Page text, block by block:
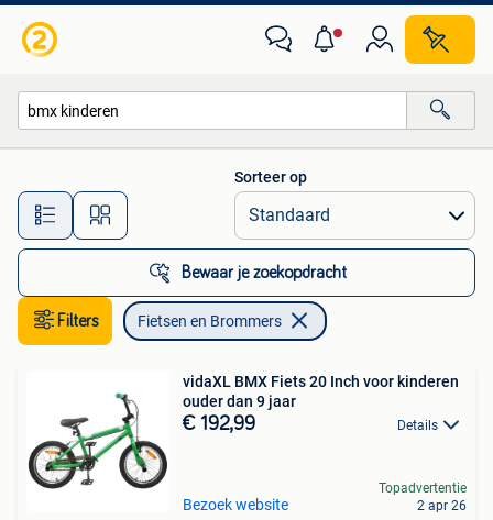
Alle afstanden…
Sorteer op
Bewaar je zoekopdracht
Filters Fietsen en Brommers
vidaXL BMX Fiets 20 Inch voor kinderen
ouder dan 9 jaar
€ 192,99 Details
Bezoek website
Topadvertentie
2 apr 26